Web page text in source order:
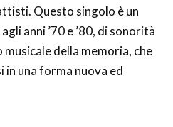
Questo singolo è un
anni ’70 e ’80, di sonorità
della memoria, che
una forma nuova ed